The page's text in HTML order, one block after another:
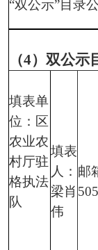
“双公示”目录
“双公
（4）双公示
填表单
位：区
农业农
村厅驻
格执法
队
填表
人：
梁肖
伟
邮